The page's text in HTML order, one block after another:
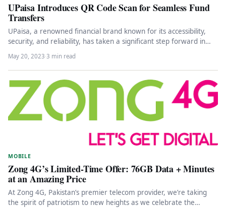
UPaisa Introduces QR Code Scan for Seamless Fund
Transfers
UPaisa, a renowned financial brand known for its accessibility,
security, and reliability, has taken a significant step forward in
May 20, 2023·3 min read
MOBILE
Zong 4G’s Limited-Time Offer: 76GB Data + Minutes
at an Amazing Price
At Zong 4G, Pakistan’s premier telecom provider, we’re taking
the spirit of patriotism to new heights as we celebrate the…